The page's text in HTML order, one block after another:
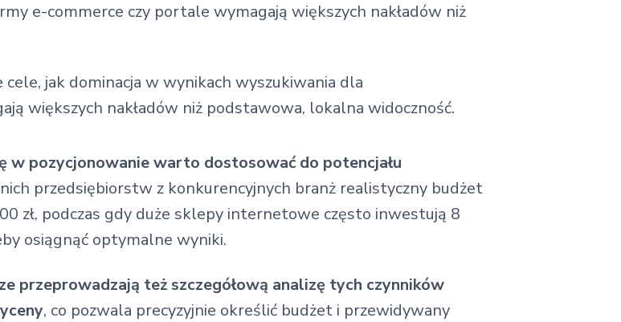
e-commerce czy portale wymagają większych nakładów niż
cele, jak dominacja w wynikach wyszukiwania dla
większych nakładów niż podstawowa, lokalna widoczność.
w pozycjonowanie warto dostosować do potencjału
przedsiębiorstw z konkurencyjnych branż realistyczny budżet
zł, podczas gdy duże sklepy internetowe często inwestują 8
osiągnąć optymalne wyniki.
przeprowadzają też szczegółową analizę tych czynników
, co pozwala precyzyjnie określić budżet i przewidywany